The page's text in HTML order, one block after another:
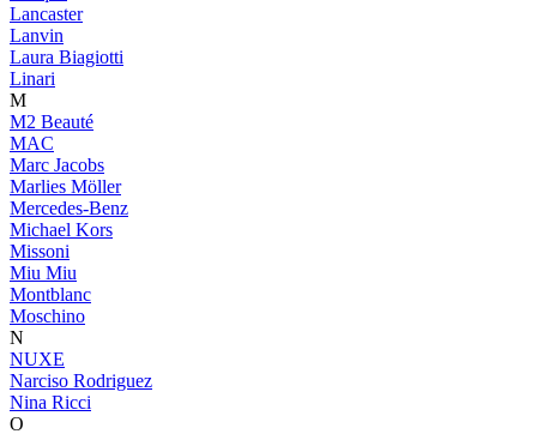
Lancaster
Lanvin
Laura Biagiotti
Linari
M
M2 Beauté
MAC
Marc Jacobs
Marlies Möller
Mercedes-Benz
Michael Kors
Missoni
Miu Miu
Montblanc
Moschino
N
NUXE
Narciso Rodriguez
Nina Ricci
O